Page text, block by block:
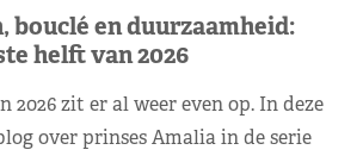
bouclé en duurzaamheid:
helft van 2026
2026 zit er al weer even op. In deze
over prinses Amalia in de serie